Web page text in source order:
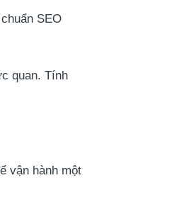
SEO
quan. Tính
vận hành một